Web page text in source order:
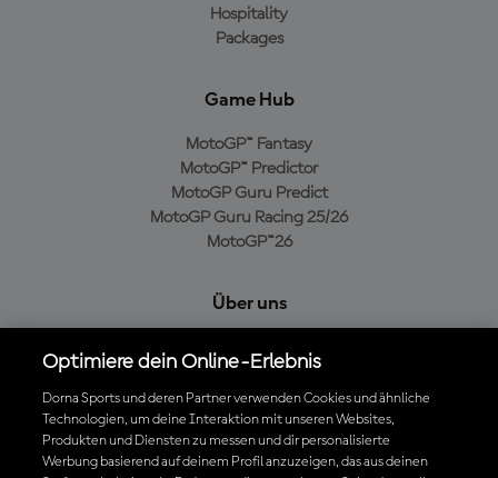
Hospitality
Packages
Game Hub
MotoGP™ Fantasy
MotoGP™ Predictor
MotoGP Guru Predict
MotoGP Guru Racing 25/26
MotoGP™26
Über uns
Cookie-Richtlinien
Geschäftsbedingungen
Datenschutzrichtlinien
Kaufrichtlinie
Optimiere dein Online-Erlebnis
Dorna Sports und deren Partner verwenden Cookies und ähnliche
Technologien, um deine Interaktion mit unseren Websites,
Produkten und Diensten zu messen und dir personalisierte
Werbung basierend auf deinem Profil anzuzeigen, das aus deinen